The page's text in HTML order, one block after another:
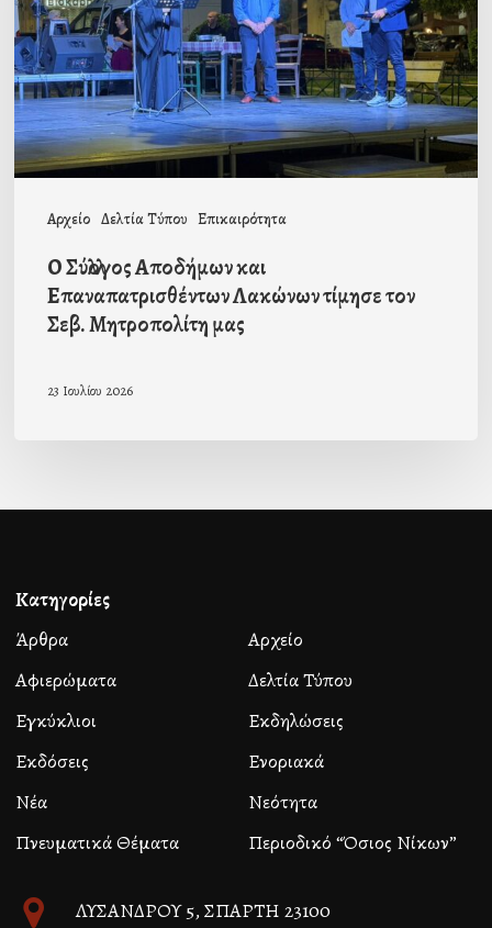
Αρχείο Δελτία Τύπου Επικαιρότητα
Επαναπατρισθέντων
Λακώνων
τίμησε
τον
Σεβ.
Ο Σύλλογος Αποδήμων και
Επαναπατρισθέντων Λακώνων τίμησε τον
Σεβ. Μητροπολίτη μας
23 Ιουλίου 2026
Κατηγορίες
Άρθρα
Αρχείο
Αφιερώματα
Δελτία Τύπου
Εγκύκλιοι
Εκδηλώσεις
Εκδόσεις
Ενοριακά
Νέα
Νεότητα
Πνευματικά Θέματα
Περιοδικό “Όσιος Νίκων”
ΛΥΣΑΝΔΡΟΥ 5, ΣΠΑΡΤΗ 23100